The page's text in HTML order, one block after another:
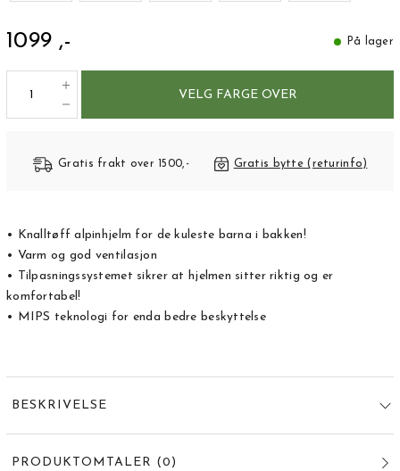
1099 ,- På lager
VELG FARGE OVER
Gratis frakt over 1500,- Gratis bytte (returinfo)
• Knalltøff alpinhjelm for de kuleste barna i bakken!
• Varm og god ventilasjon
• Tilpasningssystemet sikrer at hjelmen sitter riktig og er
komfortabel!
• MIPS teknologi for enda bedre beskyttelse
BESKRIVELSE
PRODUKTOMTALER (0 )